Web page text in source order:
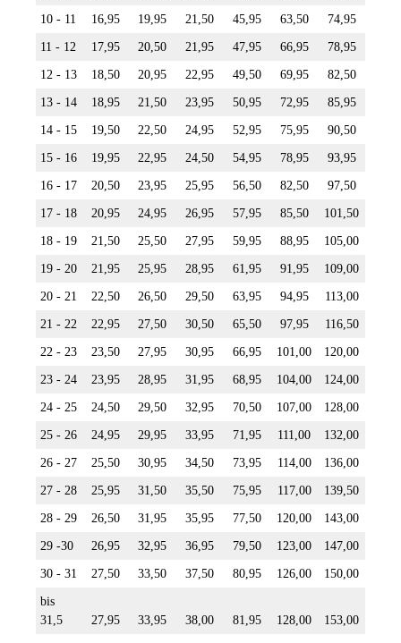
10 - 11 16,95 19,95 21,50 45,95 63,50 74,95
11 - 12 17,95 20,50 21,95 47,95 66,95 78,95
12 - 13 18,50 20,95 22,95 49,50 69,95 82,50
13 - 14 18,95 21,50 23,95 50,95 72,95 85,95
14 - 15 19,50 22,50 24,95 52,95 75,95 90,50
15 - 16 19,95 22,95 24,50 54,95 78,95 93,95
16 - 17 20,50 23,95 25,95 56,50 82,50 97,50
17 - 18 20,95 24,95 26,95 57,95 85,50 101,50
18 - 19 21,50 25,50 27,95 59,95 88,95 105,00
19 - 20 21,95 25,95 28,95 61,95 91,95 109,00
20 - 21 22,50 26,50 29,50 63,95 94,95 113,00
21 - 22 22,95 27,50 30,50 65,50 97,95 116,50
22 - 23 23,50 27,95 30,95 66,95 101,00 120,00
23 - 24 23,95 28,95 31,95 68,95 104,00 124,00
24 - 25 24,50 29,50 32,95 70,50 107,00 128,00
25 - 26 24,95 29,95 33,95 71,95 111,00 132,00
26 - 27 25,50 30,95 34,50 73,95 114,00 136,00
27 - 28 25,95 31,50 35,50 75,95 117,00 139,50
28 - 29 26,50 31,95 35,95 77,50 120,00 143,00
29 -30 26,95 32,95 36,95 79,50 123,00 147,00
30 - 31 27,50 33,50 37,50 80,95 126,00 150,00
bis
31,5
27,95 33,95 38,00 81,95 128,00 153,00